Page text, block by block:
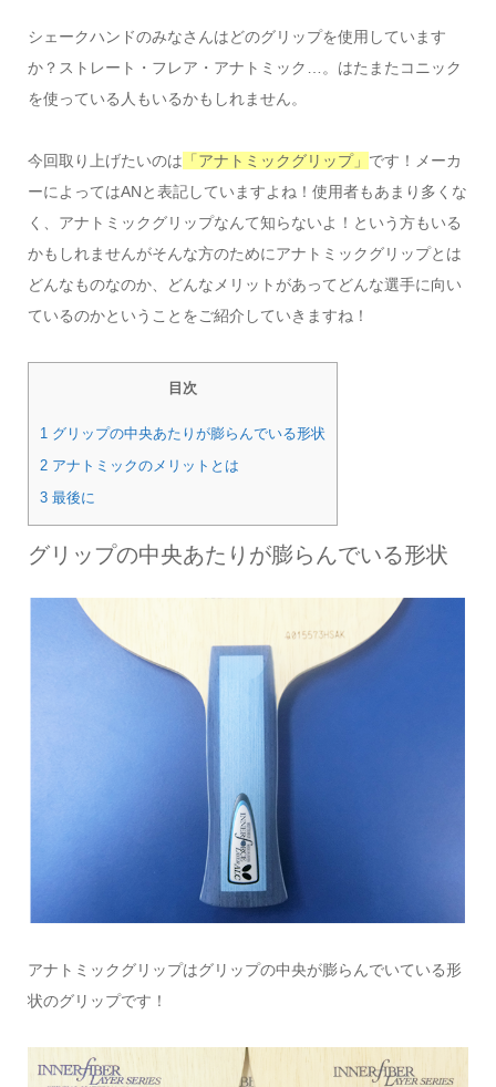
シェークハンドのみなさんはどのグリップを使用しています
か？ストレート・フレア・アナトミック…。はたまたコニック
を使っている人もいるかもしれません。
今回取り上げたいのは 「アナトミックグリップ」 です！メーカ
ーによってはANと表記していますよね！使用者もあまり多くな
く、アナトミックグリップなんて知らないよ！という方もいる
かもしれませんがそんな方のためにアナトミックグリップとは
どんなものなのか、どんなメリットがあってどんな選手に向い
ているのかということをご紹介していきますね！
目次
1 グリップの中央あたりが膨らんでいる形状
2 アナトミックのメリットとは
3 最後に
グリップの中央あたりが膨らんでいる形状
アナトミックグリップはグリップの中央が膨らんでいている形
状のグリップです！